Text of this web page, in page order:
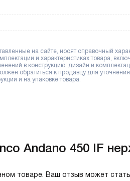
на сайте, носят справочный
и характеристиках товара,
в конструкцию, дизайн и
обратиться к продавцу для
и на упаковке товара.
Andano 450 IF
товаре. Ваш отзыв может